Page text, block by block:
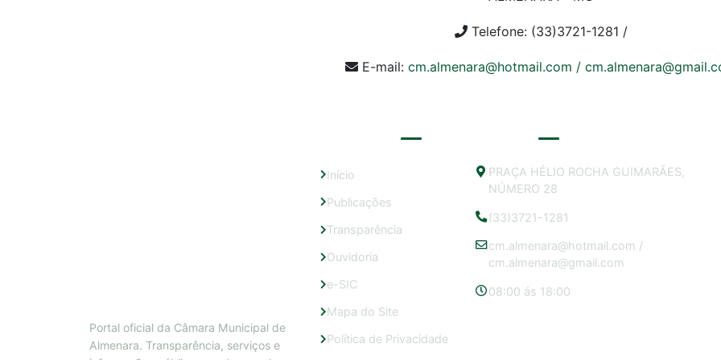
Telefone: (33)3721-1281 /
E-mail: cm.almenara@hotmail.com /
Portal oficial da Câmara Municipal de
Almenara. Transparência, serviços e
Início
Publicações
Transparência
Ouvidoria
e-SIC
Mapa do Site
Política de Privacidade
PRAÇA HÉLIO ROCHA GUIMARÃES,
NÚMERO 28
(33)3721-1281
cm.almenara@hotmail.com /
cm.almenara@gmail.com
08:00 ás 18:00